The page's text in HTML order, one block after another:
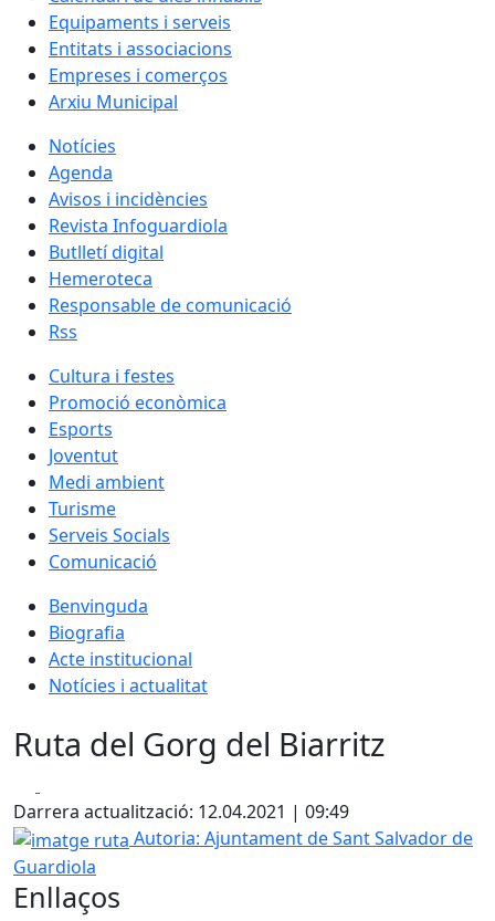
Equipaments i serveis
Entitats i associacions
Empreses i comerços
Arxiu Municipal
Notícies
Agenda
Avisos i incidències
Revista Infoguardiola
Butlletí digital
Hemeroteca
Responsable de comunicació
Rss
Cultura i festes
Promoció econòmica
Esports
Joventut
Medi ambient
Turisme
Serveis Socials
Comunicació
Benvinguda
Biografia
Acte institucional
Notícies i actualitat
Ruta del Gorg del Biarritz
Darrera actualització: 12.04.2021 | 09:49
imatge ruta
Autoria: Ajuntament de Sant Salvador de
Guardiola
Enllaços